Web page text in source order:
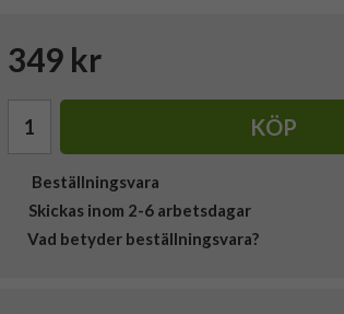
349 kr
KÖP
Beställningsvara
Skickas inom 2-6 arbetsdagar
Vad betyder beställningsvara?